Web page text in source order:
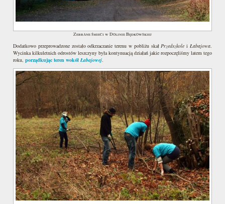
Zebrane śmieci w Dolinie Będkowskiej
Dodatkowo przeprowadzone zostało odkrzaczanie terenu w pobliżu skałPrzedszkoleiŁabajowa.
Wycinka kilkuletnich odrostów leszczyny była kontynuacją działań jakie rozpoczęliśmy latem tego
roku, porządkując teren wokół Łabajowej.